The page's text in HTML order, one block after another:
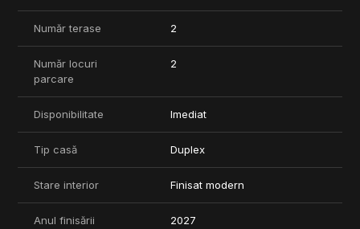
Pentru mai multe informatii si programarea unei vizionari, va
invitam sa ne contactati.
premium ale locuintelor creeaza un mediu rafinat, menit sa
Ansamblul de tip gated-community asigura o experienta
completa de locuire, datorita spatiilor comune ample si
multe detalii in brosura atasata).
Proiectul este gas-free, fiind echipat cu cele mai noi tehnologii
Număr terase 2
Număr locuri
parcare
2
Disponibilitate Imediat
Tip casă Duplex
Stare interior Finisat modern
Anul finisării 2027